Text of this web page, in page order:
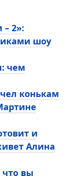
2»:
шоу
чем
конькам
и
Алина
вы